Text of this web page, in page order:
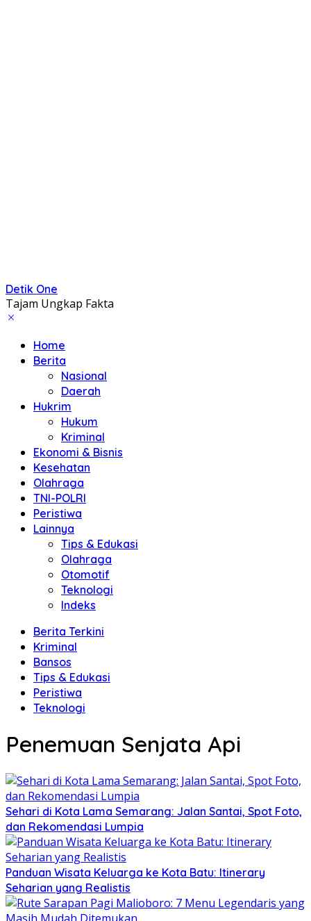
Detik One
Tajam Ungkap Fakta
Home
Berita
Nasional
Daerah
Hukrim
Hukum
Kriminal
Ekonomi & Bisnis
Kesehatan
Olahraga
TNI-POLRI
Peristiwa
Lainnya
Tips & Edukasi
Olahraga
Otomotif
Teknologi
Indeks
Berita Terkini
Kriminal
Bansos
Tips & Edukasi
Peristiwa
Teknologi
Penemuan Senjata Api
Sehari di Kota Lama Semarang: Jalan Santai, Spot Foto,
dan Rekomendasi Lumpia
Panduan Wisata Keluarga ke Kota Batu: Itinerary
Seharian yang Realistis